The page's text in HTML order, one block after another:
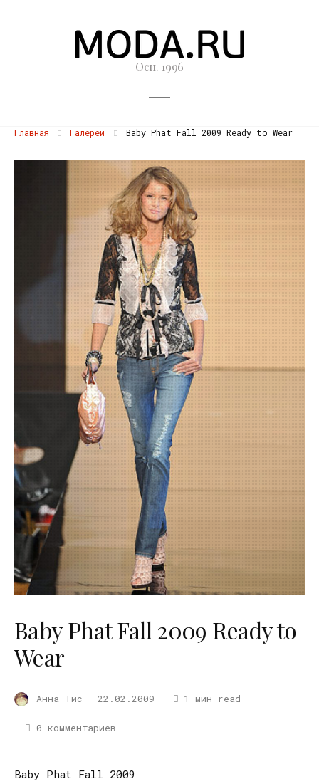
Осн. 1996
Главная Галереи Baby Phat Fall 2009 Ready to Wear
Baby Phat Fall 2009 Ready to
Wear
Анна Тис 22.02.2009 1 мин read
0 комментариев
Baby Phat Fall 2009